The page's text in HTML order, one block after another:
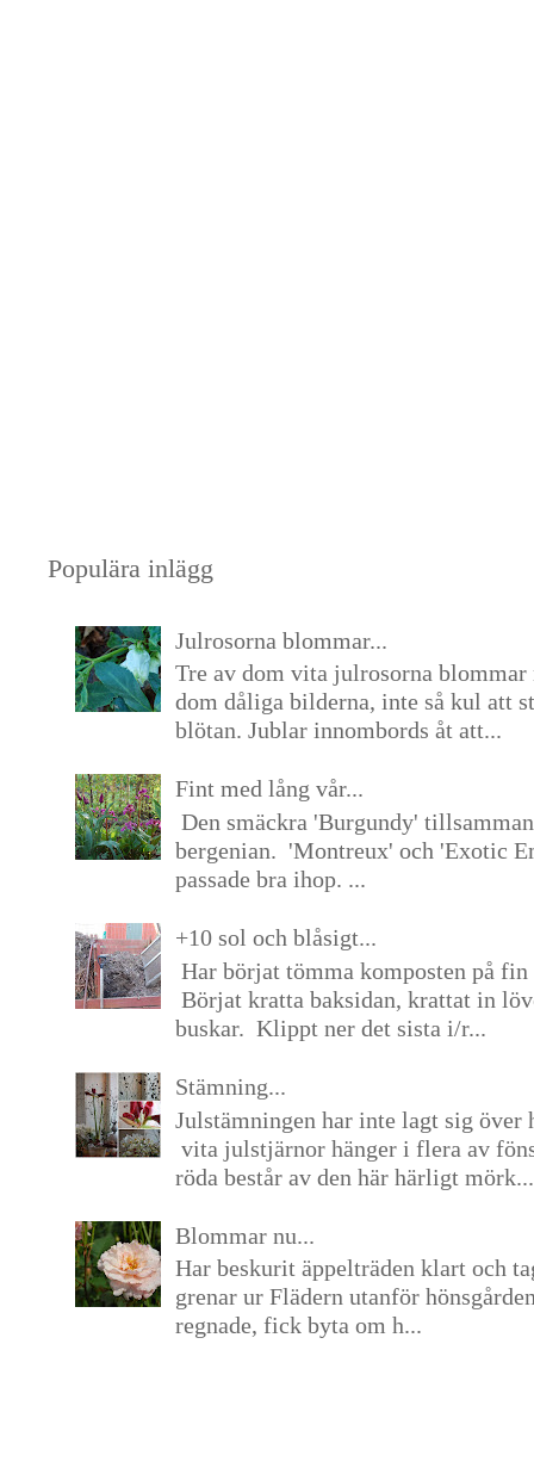
Populära inlägg
Julrosorna blommar...
Tre av dom vita julrosorna blommar
dom dåliga bilderna, inte så kul att
blötan. Jublar innombords åt att...
Fint med lång vår...
Den smäckra 'Burgundy'
bergenian. 'Montreux' och 'Exotic
passade bra ihop. ...
+10 sol och blåsigt...
Har börjat tömma komposten på
Börjat kratta baksidan, krattat in
buskar. Klippt ner det sista i/r...
Stämning...
Julstämningen har inte lagt sig över
vita julstjärnor hänger i flera av
röda består av den här härligt mörk...
Blommar nu...
Har beskurit äppelträden klart och
grenar ur Flädern utanför
regnade, fick byta om h...